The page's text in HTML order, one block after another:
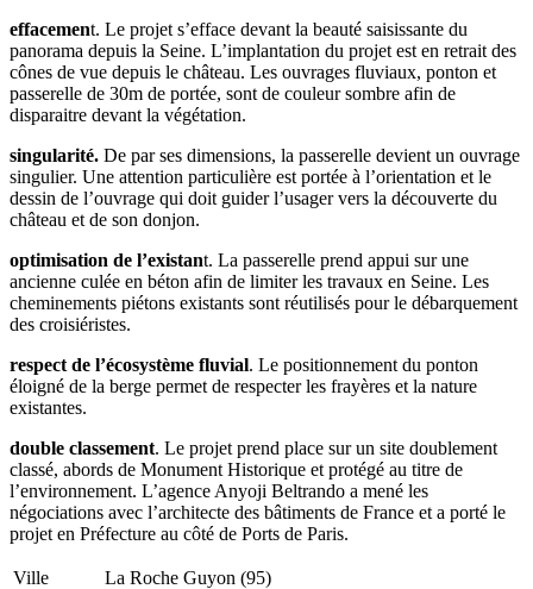
effacement. Le projet s’efface devant la beauté saisissante du
panorama depuis la Seine. L’implantation du projet est en retrait des
cônes de vue depuis le château. Les ouvrages fluviaux, ponton et
passerelle de 30m de portée, sont de couleur sombre afin de
disparaitre devant la végétation.
singularité. De par ses dimensions, la passerelle devient un ouvrage
singulier. Une attention particulière est portée à l’orientation et le
dessin de l’ouvrage qui doit guider l’usager vers la découverte du
château et de son donjon.
optimisation de l’existant. La passerelle prend appui sur une
ancienne culée en béton afin de limiter les travaux en Seine. Les
cheminements piétons existants sont réutilisés pour le débarquement
des croisiéristes.
respect de l’écosystème fluvial. Le positionnement du ponton
éloigné de la berge permet de respecter les frayères et la nature
existantes.
double classement. Le projet prend place sur un site doublement
classé, abords de Monument Historique et protégé au titre de
l’environnement. L’agence Anyoji Beltrando a mené les
négociations avec l’architecte des bâtiments de France et a porté le
projet en Préfecture au côté de Ports de Paris.
Ville
La Roche Guyon (95)